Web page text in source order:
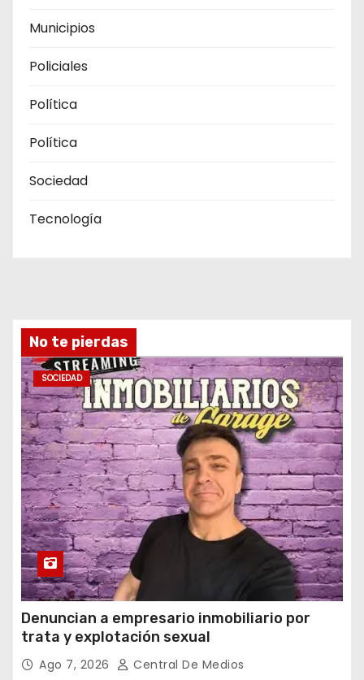
Municipios
Policiales
Política
Política
Sociedad
Tecnología
No te pierdas
SOCIEDAD
Denuncian a empresario inmobiliario por
trata y explotación sexual
Ago 7, 2026 Central De Medios